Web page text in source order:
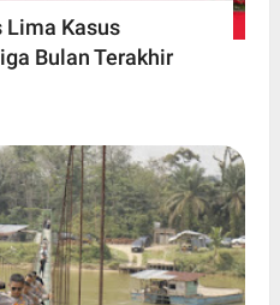
Lima Kasus
Bulan Terakhir